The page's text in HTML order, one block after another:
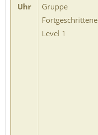
Uhr
Gruppe
Fortgeschrittene
Level 1